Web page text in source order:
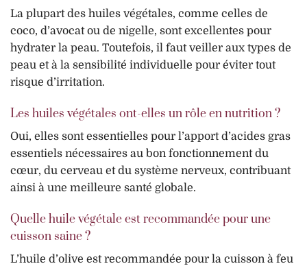
La plupart des huiles végétales, comme celles de
coco, d’avocat ou de nigelle, sont excellentes pour
hydrater la peau. Toutefois, il faut veiller aux types de
peau et à la sensibilité individuelle pour éviter tout
risque d’irritation.
Les huiles végétales ont-elles un rôle en nutrition ?
Oui, elles sont essentielles pour l’apport d’acides gras
essentiels nécessaires au bon fonctionnement du
cœur, du cerveau et du système nerveux, contribuant
ainsi à une meilleure santé globale.
Quelle huile végétale est recommandée pour une
cuisson saine ?
L’huile d’olive est recommandée pour la cuisson à feu